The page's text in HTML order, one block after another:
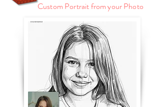
Custom Portrait from your Photo